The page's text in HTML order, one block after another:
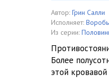
01_04_Variant
01_05_Plennitsa
01_06_V lagere
01_07_Ni
Автор: Грин Салли
Исполняет:
Из серии:
Более
этой